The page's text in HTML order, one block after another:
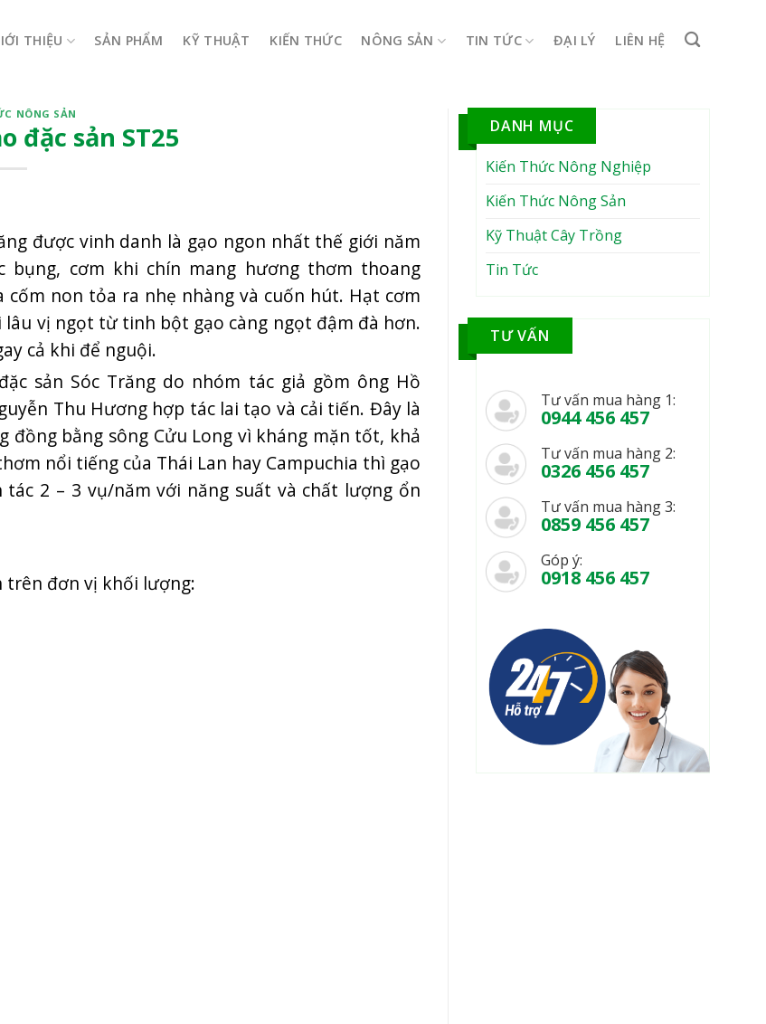
THIỆU SẢN PHẨM KỸ THUẬT KIẾN THỨC NÔNG SẢN TIN TỨC ĐẠI LÝ LIÊN HỆ
NÔNG SẢN
đặc sản ST25
được vinh danh là gạo ngon nhất thế giới năm
bụng, cơm khi chín mang hương thơm thoang
non tỏa ra nhẹ nhàng và cuốn hút. Hạt cơm
vị ngọt từ tinh bột gạo càng ngọt đậm đà hơn.
cả khi để nguội.
sản Sóc Trăng do nhóm tác giả gồm ông Hồ
Thu Hương hợp tác lai tạo và cải tiến. Đây là
bằng sông Cửu Long vì kháng mặn tốt, khả
nổi tiếng của Thái Lan hay Campuchia thì gạo
2 – 3 vụ/năm với năng suất và chất lượng ổn
trên đơn vị khối lượng:
DANH MỤC
Kiến Thức Nông Nghiệp
Kiến Thức Nông Sản
Kỹ Thuật Cây Trồng
Tin Tức
TƯ VẤN
Tư vấn mua hàng 1:
0944 456 457
Tư vấn mua hàng 2:
0326 456 457
Tư vấn mua hàng 3:
0859 456 457
Góp ý:
0918 456 457